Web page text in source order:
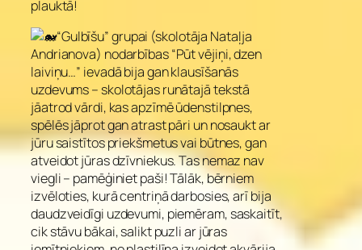
plauktā!
“Gulbīšu” grupai (skolotāja Nataļja
Andrianova) nodarbības “Pūt vējiņi, dzen
laiviņu…” ievadā bija gan klausīšanās
uzdevums – skolotājas runātajā tekstā
jāatrod vārdi, kas apzīmē ūdenstilpnes,
spēlēs jāprot gan atrast pāri un nosaukt ar
jūru saistītos priekšmetus vai būtnes, gan
atveidot jūras dzīvniekus. Tas nemaz nav
viegli – pamēģiniet paši! Tālāk, bērniem
izvēloties, kurā centriņā darbosies, arī bija
daudzveidīgi uzdevumi, piemēram, saskaitīt,
cik stāvu bākai, salikt puzli ar jūras